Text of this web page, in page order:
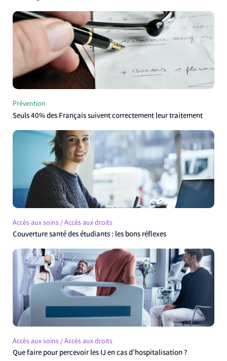
Prévention
Seuls 40% des Français suivent correctement leur traitement
Accès aux soins / Accès aux droits
Couverture santé des étudiants : les bons réflexes
Accès aux soins / Accès aux droits
Que faire pour percevoir les IJ en cas d’hospitalisation ?